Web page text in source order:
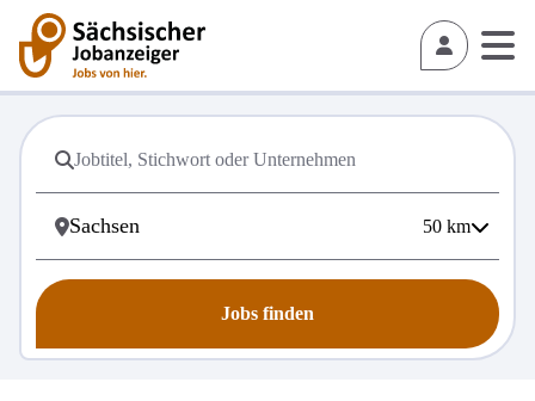
50 km
Jobs finden